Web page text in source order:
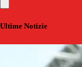
Ultime Notizie